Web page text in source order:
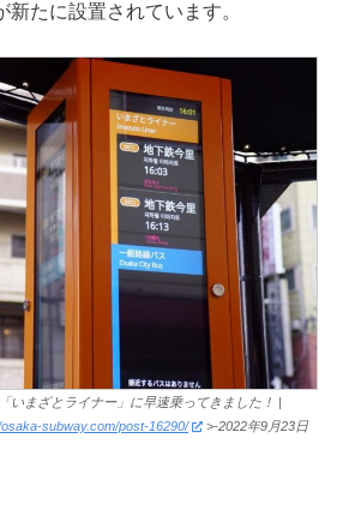
新たに設置されています。
いまざとライナー」に早速乗ってきました！ |
subway.com/post-16290/
>-2022年9月23日